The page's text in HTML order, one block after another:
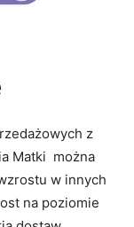
z
Matki można
w innych
na poziomie